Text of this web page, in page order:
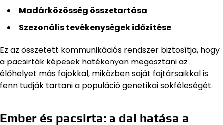
Madárközösség összetartása
Szezonális tevékenységek időzítése
Ez az összetett kommunikációs rendszer biztosítja, hogy
a pacsirták képesek hatékonyan megosztani az
élőhelyet más fajokkal, miközben saját fajtársaikkal is
fenn tudják tartani a populáció genetikai sokféleségét.
Ember és pacsirta: a dal hatása a